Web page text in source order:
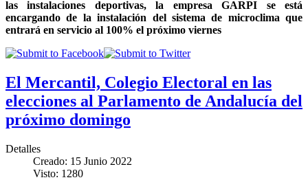
las instalaciones deportivas, la empresa GARPI se está
encargando de la instalación del sistema de microclima que
entrará en servicio al 100% el próximo viernes
El Mercantil, Colegio Electoral en las
elecciones al Parlamento de Andalucía del
próximo domingo
Detalles
Creado: 15 Junio 2022
Visto: 1280